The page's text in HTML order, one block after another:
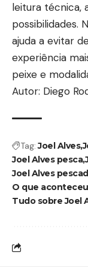
leitura técnica,
possibilidades.
ajuda a evitar
experiência
peixe e
Autor: Diego
Tag: Joel Alves
Joel Alves pesca
Joel Alves
O que
Tudo sobre Joel